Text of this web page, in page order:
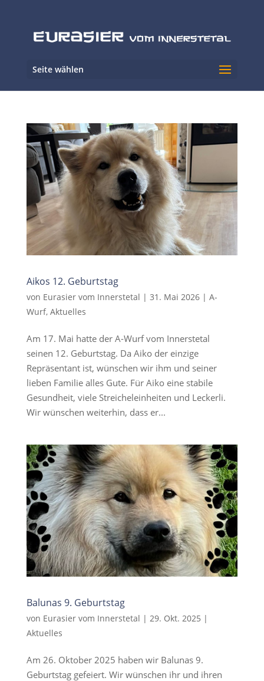
Seite wählen
Aikos 12. Geburtstag
von Eurasier vom Innerstetal | 31. Mai 2026| A-
Wurf, Aktuelles
Am 17. Mai hatte der A-Wurf vom Innerstetal
seinen 12. Geburtstag. Da Aiko der einzige
Repräsentant ist, wünschen wir ihm und seiner
lieben Familie alles Gute. Für Aiko eine stabile
Gesundheit, viele Streicheleinheiten und Leckerli.
Wir wünschen weiterhin, dass er...
Balunas 9. Geburtstag
von Eurasier vom Innerstetal | 29. Okt. 2025 |
Aktuelles
Am 26. Oktober 2025 haben wir Balunas 9.
Geburtstag gefeiert. Wir wünschen ihr und ihren